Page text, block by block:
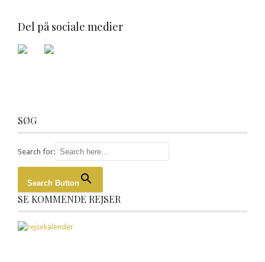
Del på sociale medier
SØG
Search for:
Search Button
SE KOMMENDE REJSER